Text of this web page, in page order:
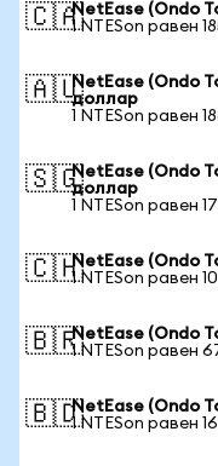
🇨🇦NetEase (Ondo
1 NTESon равен
🇦🇺NetEase (Ondo
доллар
1 NTESon равен
🇸🇬NetEase (Ondo
доллар
1 NTESon равен
🇨🇭NetEase (Ondo
1 NTESon равен
🇧🇷NetEase (Ondo
1 NTESon равен
🇧🇩NetEase (Ondo
1 NTESon равен